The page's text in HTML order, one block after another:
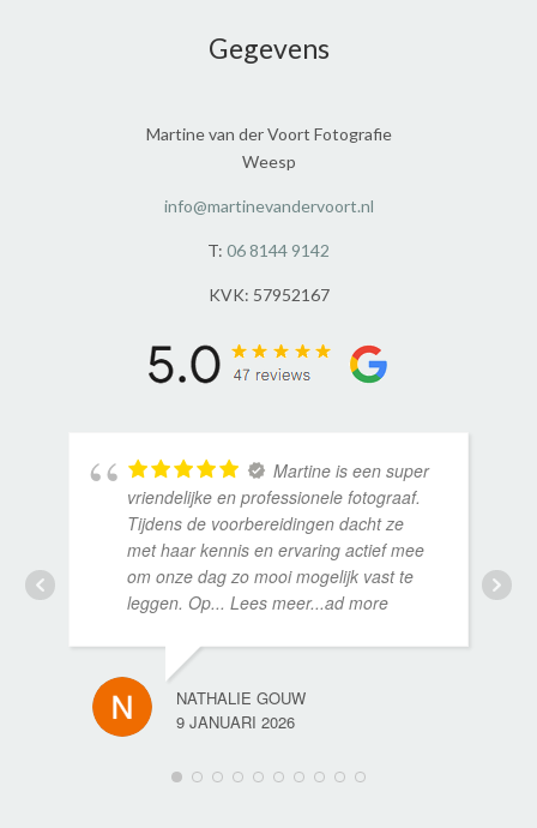
Gegevens
Martine van der Voort Fotografie
Weesp
info@martinevandervoort.nl
T: 06 8144 9142
KVK: 57952167
Martine is een super
vriendelijke en professionele fotograaf.
Tijdens de voorbereidingen dacht ze
met haar kennis en ervaring actief mee
om onze dag zo mooi mogelijk vast te
leggen. Op... Lees meer...ad more
NATHALIE GOUW
9 JANUARI 2026